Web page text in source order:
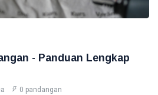
- Panduan Lengkap
0 pandangan